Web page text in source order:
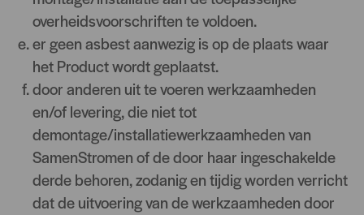
overheidsvoorschriften te voldoen.
er geen asbest aanwezig is op de plaats waar
het Product wordt geplaatst.
door anderen uit te voeren werkzaamheden
en/of levering, die niet tot
demontage/installatiewerkzaamheden van
SamenStromen of de door haar ingeschakelde
derde behoren, zodanig en tijdig worden verricht
dat de uitvoering van de werkzaamheden door